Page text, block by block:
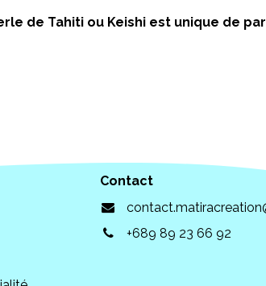
de Tahiti ou Keishi est unique de
Contact
+689 89 23 66 92